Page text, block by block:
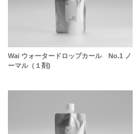
Wai ウォータードロップカール No.1 ノ
ーマル（１剤)